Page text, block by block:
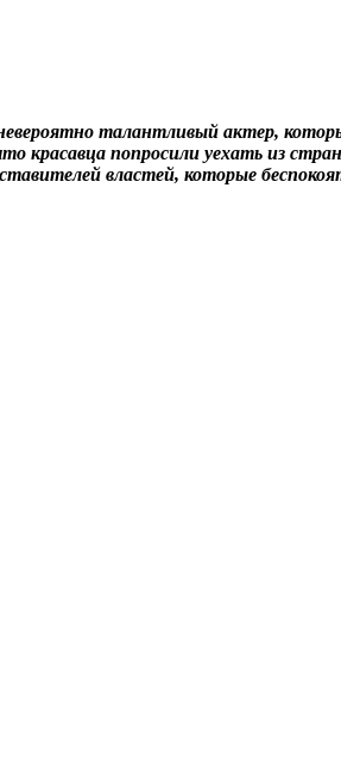
талантливый актер,
красавца попросили уехать из
властей, которые